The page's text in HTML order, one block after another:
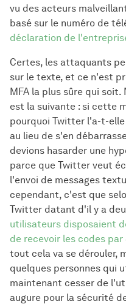
vu des acteurs
basé sur le numéro de
déclaration de
Certes, les attaquants
sur le texte, et ce n'est
MFA la plus sûre qui
est la suivante : si cette
pourquoi Twitter l'a-t-
au lieu de s'en
devions hasarder une
parce que Twitter veut
l'envoi de messages
cependant, c'est que
Twitter datant d'il y a
utilisateurs disposaient
de recevoir les codes par
tout cela va se dérouler,
quelques personnes qui
maintenant cesser de
augure pour la sécurité